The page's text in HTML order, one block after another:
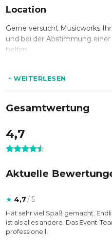
gemeinsam in die Zukunft der
Team ein einzigartiges
* Auf- und Abbau des
Location
Gerne versucht Musicworks
und bei der Abstimmung
helfen.
WEITERLESEN
Gesamtwertung
4,7
Aktuelle
★ 4,7/ 5
Hat sehr viel Spaß gemacht.
ist als alles andere. Das Event-
professionell!